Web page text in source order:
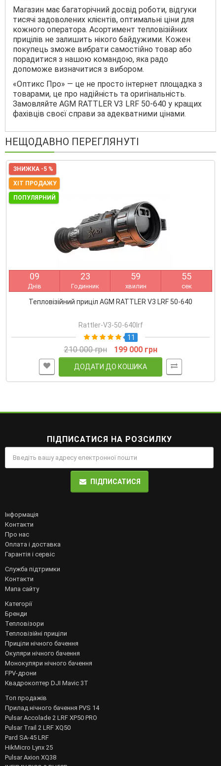
Магазин має багаторічний досвід роботи, відгуки
тисячі задоволених клієнтів, оптимальні ціни для
кожного оператора. Асортимент тепловізійних
прицілів не залишить нікого байдужими. Кожен
покупець зможе вибрати самостійно товар або
порадитися з нашою командою, яка радо
допоможе визначитися з вибором.
«Оптикс Про» — це не просто інтернет площадка з
товарами, це про надійність та оригінальність.
Замовляйте AGM RATTLER V3 LRF 50-640 у кращих
фахівців своєї справи за адекватними цінами.
НЕЩОДАВНО ПЕРЕГЛЯНУТІ
ЗНИЖКА -5 %
ХІТ ПРОДАЖУ
ПОПУЛЯРНИЙ
09
Днів
23
Годинник
59
хвилин
54
сек
Тепловізійний приціл AGM RATTLER V3 LRF 50-640
Rattler-V3-50-640lrf
11
210 000 грн 199 000 грн
ДОДАТИ ДО КОШИКА
ПІДПИСАТИСЯ НА РОЗСИЛКУ
ПІДПИСАТИСЯ
Інформація
Контакти
Про нас
Оплата і доставка
Гарантія і сервіс
Служба підтримки
Контакти
Мапа сайту
Категорії
Бренди
Тепловізори
Тепловізійні приціли
Приціли нічного бачення
Окуляри нічного бачення
Монокуляри нічного бачення
FPV-дрони
Квадрокоптер DJI Mavic 3T
Топ продажів
Прилад нічного бачення PVS 14
Pulsar Accolade 2 LRF XP50 PRO
Pulsar Trail 2 LRF XQ50
Pard SA-45 LRF
HikMicro Lynx 25
Pulsar Axion XQ38